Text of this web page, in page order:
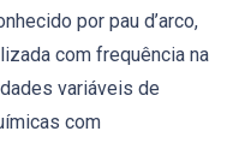
por pau d’arco,
com frequência na
variáveis de
com